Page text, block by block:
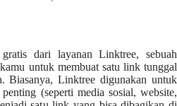
dari layanan Linktree, sebuah
untuk membuat satu link tunggal
Biasanya, Linktree digunakan untuk
(seperti media sosial, website,